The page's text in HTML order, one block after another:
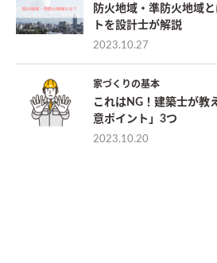
防火地域・準防火地域
トを設計士が解説
2023.10.27
家づくりの基本
これはNG！建築士が教
意ポイント」3つ
2023.10.20